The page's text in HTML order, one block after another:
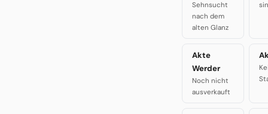
Sehnsucht
nach dem
alten Glanz
Akte
Werder
Noch nicht
ausverkauft